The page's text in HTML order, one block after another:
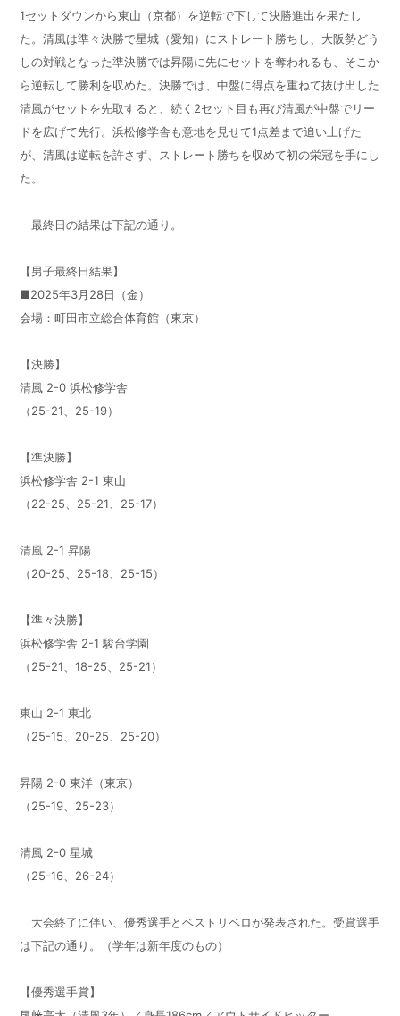
1セットダウンから東山（京都）を逆転で下して決勝進出を果たし
た。清風は準々決勝で星城（愛知）にストレート勝ちし、大阪勢どう
しの対戦となった準決勝では昇陽に先にセットを奪われるも、そこか
ら逆転して勝利を収めた。決勝では、中盤に得点を重ねて抜け出した
清風がセットを先取すると、続く2セット目も再び清風が中盤でリー
ドを広げて先行。浜松修学舎も意地を見せて1点差まで追い上げた
が、清風は逆転を許さず、ストレート勝ちを収めて初の栄冠を手にし
た。
最終日の結果は下記の通り。
【男子最終日結果】
■2025年3月28日（金）
会場：町田市立総合体育館（東京）
【決勝】
清風 2-0 浜松修学舎
（25-21、25-19）
【準決勝】
浜松修学舎 2-1 東山
（22-25、25-21、25-17）
清風 2-1 昇陽
（20-25、25-18、25-15）
【準々決勝】
浜松修学舎 2-1 駿台学園
（25-21、18-25、25-21）
東山 2-1 東北
（25-15、20-25、25-20）
昇陽 2-0 東洋（東京）
（25-19、25-23）
清風 2-0 星城
（25-16、26-24）
大会終了に伴い、優秀選手とベストリベロが発表された。受賞選手
は下記の通り。（学年は新年度のもの）
【優秀選手賞】